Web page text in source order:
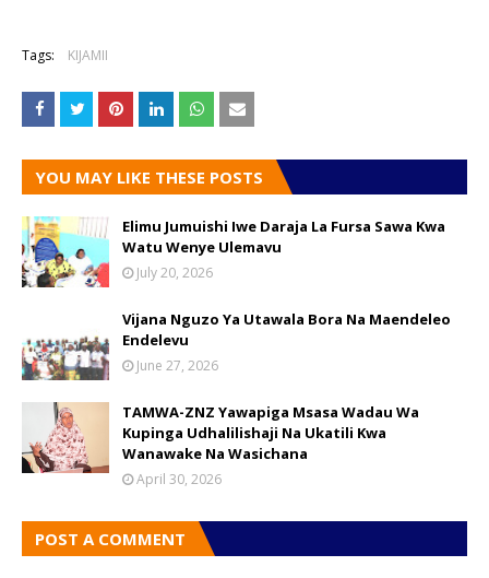
Tags: KIJAMII
YOU MAY LIKE THESE POSTS
Elimu Jumuishi Iwe Daraja La Fursa Sawa Kwa
Watu Wenye Ulemavu
July 20, 2026
Vijana Nguzo Ya Utawala Bora Na Maendeleo
Endelevu
June 27, 2026
TAMWA-ZNZ Yawapiga Msasa Wadau Wa
Kupinga Udhalilishaji Na Ukatili Kwa
Wanawake Na Wasichana
April 30, 2026
POST A COMMENT